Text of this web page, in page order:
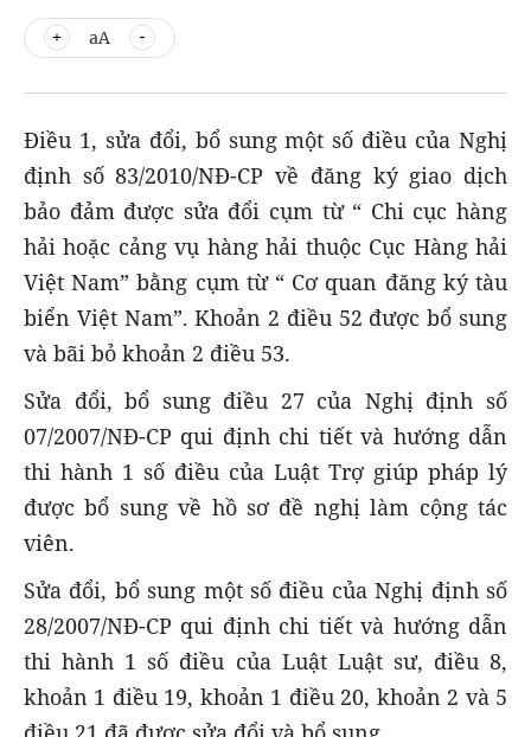
aA
Điều 1, sửa đổi, bổ sung một số điều của Nghị
định số 83/2010/NĐ-CP về đăng ký giao dịch
bảo đảm được sửa đổi cụm từ “ Chi cục hàng
hải hoặc cảng vụ hàng hải thuộc Cục Hàng hải
Việt Nam” bằng cụm từ “ Cơ quan đăng ký tàu
biển Việt Nam”. Khoản 2 điều 52 được bổ sung
và bãi bỏ khoản 2 điều 53.
Sửa đổi, bổ sung điều 27 của Nghị định số
07/2007/NĐ-CP qui định chi tiết và hướng dẫn
thi hành 1 số điều của Luật Trợ giúp pháp lý
được bổ sung về hồ sơ đề nghị làm cộng tác
viên.
Sửa đổi, bổ sung một số điều của Nghị định số
28/2007/NĐ-CP qui định chi tiết và hướng dẫn
thi hành 1 số điều của Luật Luật sư, điều 8,
khoản 1 điều 19, khoản 1 điều 20, khoản 2 và 5